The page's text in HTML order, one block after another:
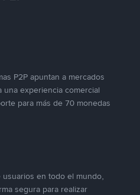
P2P apuntan a mercados
una experiencia comercial
para más de 70 monedas
en todo el mundo,
segura para realizar